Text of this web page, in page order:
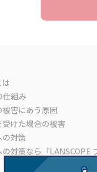
仕組み
害にあう原因
けた場合の被害
対策
対策なら「LANSCOPE